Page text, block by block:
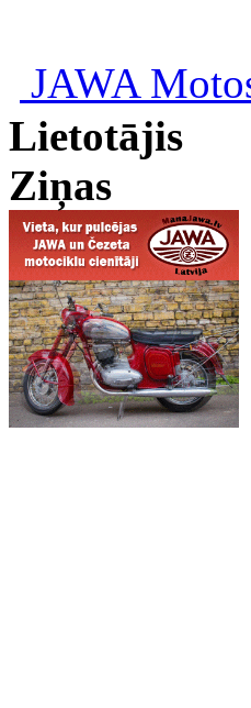
JAWA
Lietotājis
Ziņas